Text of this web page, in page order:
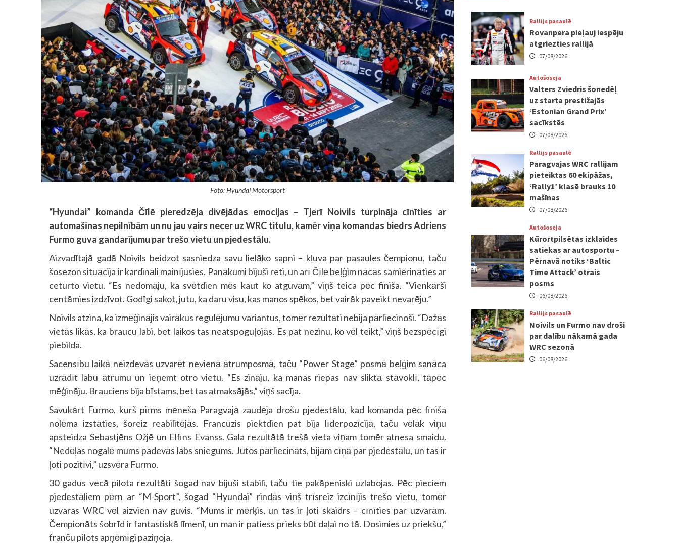
Foto: Hyundai Motorsport
“Hyundai” komanda Čīlē pieredzēja divējādas emocijas – Tjerī Noivils turpināja cīnīties ar
automašīnas nepilnībām un nu jau vairs necer uz WRC titulu, kamēr viņa komandas biedrs Adriens
Furmo guva gandarījumu par trešo vietu un pjedestālu.
Aizvadītajā gadā Noivils beidzot sasniedza savu lielāko sapni – kļuva par pasaules čempionu, taču
šosezon situācija ir kardināli mainījusies. Panākumi bijuši reti, un arī Čīlē beļģim nācās samierināties ar
ceturto vietu. “Es nedomāju, ka svētdien mēs kaut ko atguvām,” viņš teica pēc finiša. “Vienkārši
centāmies izdzīvot. Godīgi sakot, jutu, ka daru visu, kas manos spēkos, bet vairāk paveikt nevarēju.”
Noivils atzina, ka izmēģinājis vairākus regulējumu variantus, tomēr rezultāti nebija pārliecinoši. “Dažās
vietās likās, ka braucu labi, bet laikos tas neatspoguļojās. Es pat nezinu, ko vēl teikt,” viņš bezspēcīgi
piebilda.
Sacensību laikā neizdevās uzvarēt nevienā ātrumposmā, taču “Power Stage” posmā beļģim sanāca
uzrādīt labu ātrumu un ieņemt otro vietu. “Es zināju, ka manas riepas nav sliktā stāvoklī, tāpēc
mēģināju. Brauciens bija bīstams, bet tas atmaksājās,” viņš sacīja.
Savukārt Furmo, kurš pirms mēneša Paragvajā zaudēja drošu pjedestālu, kad komanda pēc finiša
nolēma izstāties, šoreiz reabilitējās. Francūzis piektdien pat bija līderpozīcijā, taču vēlāk viņu
apsteidza Sebastjēns Ožjē un Elfins Evanss. Gala rezultātā trešā vieta viņam tomēr atnesa smaidu.
“Nedēļas nogalē mums padevās labs sniegums. Jutos pārliecināts, bijām cīņā par pjedestālu, un tas ir
ļoti pozitīvi,” uzsvēra Furmo.
30 gadus vecā pilota rezultāti šogad nav bijuši stabili, taču tie pakāpeniski uzlabojas. Pēc pieciem
pjedestāliem pērn ar “M-Sport”, šogad “Hyundai” rindās viņš trīsreiz izcīnījis trešo vietu, tomēr
uzvaras WRC vēl aizvien nav guvis. “Mums ir mērķis, un tas ir ļoti skaidrs – cīnīties par uzvarām.
Čempionāts šobrīd ir fantastiskā līmenī, un man ir patiess prieks būt daļai no tā. Dosimies uz priekšu,”
franču pilots apņēmīgi paziņoja.
Rallijs pasaulē
Rovanpera pieļauj iespēju
atgriezties rallijā
07/08/2026
Autošoseja
Valters Zviedris šonedēļ
uz starta prestižajās
‘Estonian Grand Prix’
sacīkstēs
07/08/2026
Rallijs pasaulē
Paragvajas WRC rallijam
pieteiktas 60 ekipāžas,
‘Rally1’ klasē brauks 10
mašīnas
07/08/2026
Autošoseja
Kūrortpilsētas izklaides
satiekas ar autosportu –
Pērnavā notiks ‘Baltic
Time Attack’ otrais
posms
06/08/2026
Rallijs pasaulē
Noivils un Furmo nav droši
par dalību nākamā gada
WRC sezonā
06/08/2026